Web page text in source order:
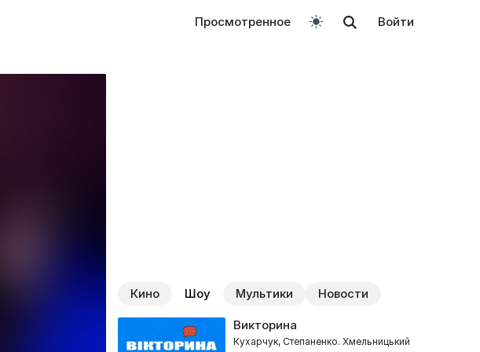
Просмотренное Войти
Кино Шоу Мультики Новости
Викторина
Кухарчук, Степаненко. Хмельницький